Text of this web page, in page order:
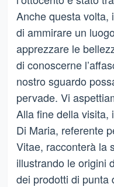
Anche questa volta,
di ammirare un
apprezzare le
di conoscerne
nostro sguardo
pervade. Vi
Alla fine della visita,
Di Maria, referente
Vitae, racconterà la
illustrando le origini
dei prodotti di punta